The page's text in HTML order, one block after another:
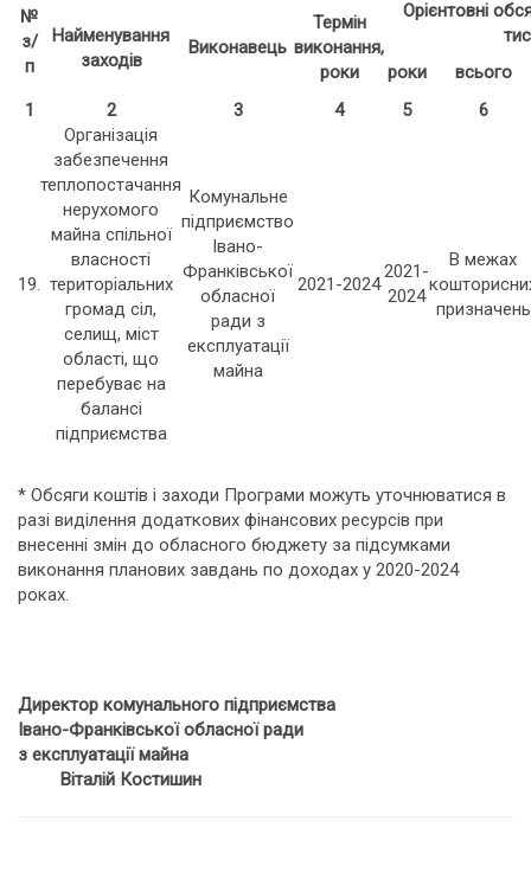
№
з/
п
Найменування
заходів
Виконавець
Термін
виконання,
роки
Орієнтовні
роки
всього
1
2 3 4 5 6
19.
Організація
забезпечення
теплопостачання
нерухомого
майна спільної
власності
територіальних
громад сіл,
селищ, міст
області, що
перебуває на
балансі
підприємства
Комунальне
підприємство
Івано-
Франківської
обласної
ради з
експлуатації
майна
2021-2024
2021-
2024
В межах
призначень
* Обсяги коштів і заходи Програми можуть уточнюватися в
разі виділення додаткових фінансових ресурсів при
внесенні змін до обласного бюджету за підсумками
виконання планових завдань по доходах у 2020-2024
роках.
Директор комунального підприємства
Івано-Франківської обласної ради
з експлуатації майна
Віталій Костишин